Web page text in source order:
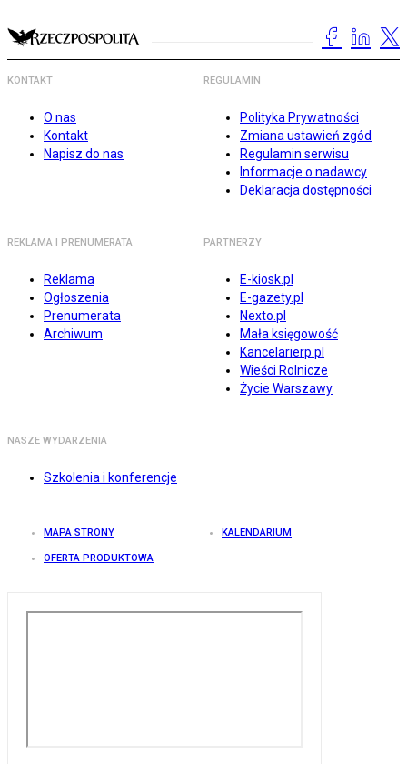
KONTAKT
O nas
Kontakt
Napisz do nas
REGULAMIN
Polityka Prywatności
Zmiana ustawień zgód
Regulamin serwisu
Informacje o nadawcy
Deklaracja dostępności
REKLAMA I PRENUMERATA
Reklama
Ogłoszenia
Prenumerata
Archiwum
PARTNERZY
E-kiosk.pl
E-gazety.pl
Nexto.pl
Mała księgowość
Kancelarierp.pl
Wieści Rolnicze
Życie Warszawy
NASZE WYDARZENIA
Szkolenia i konferencje
MAPA STRONY KALENDARIUM
OFERTA PRODUKTOWA